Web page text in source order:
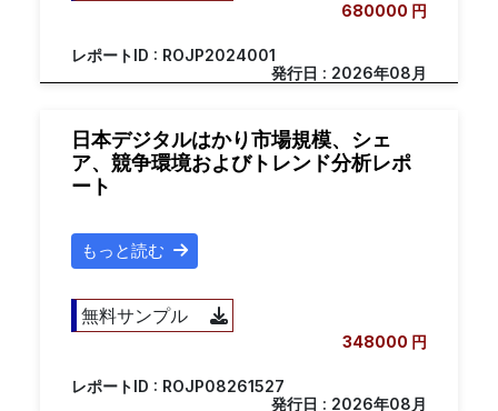
680000 円
レポートID : ROJP2024001
発行日 : 2026年08月
日本デジタルはかり市場規模、シェ
ア、競争環境およびトレンド分析レポ
ート
もっと読む
無料サンプル
348000 円
レポートID : ROJP08261527
発行日 : 2026年08月